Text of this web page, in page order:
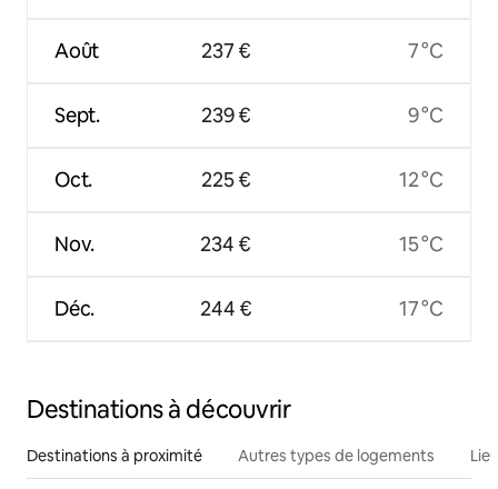
Août
Sept.
Oct.
Nov.
Déc.
237 €
239 €
225 €
234 €
244 €
7 °C
9 °C
12 °C
15 °C
17 °C
Destinations à découvrir
Destinations à proximité Autres types de logements